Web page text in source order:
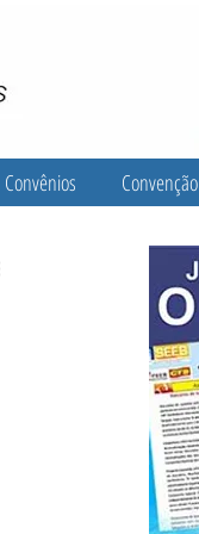
Convênios Convenção